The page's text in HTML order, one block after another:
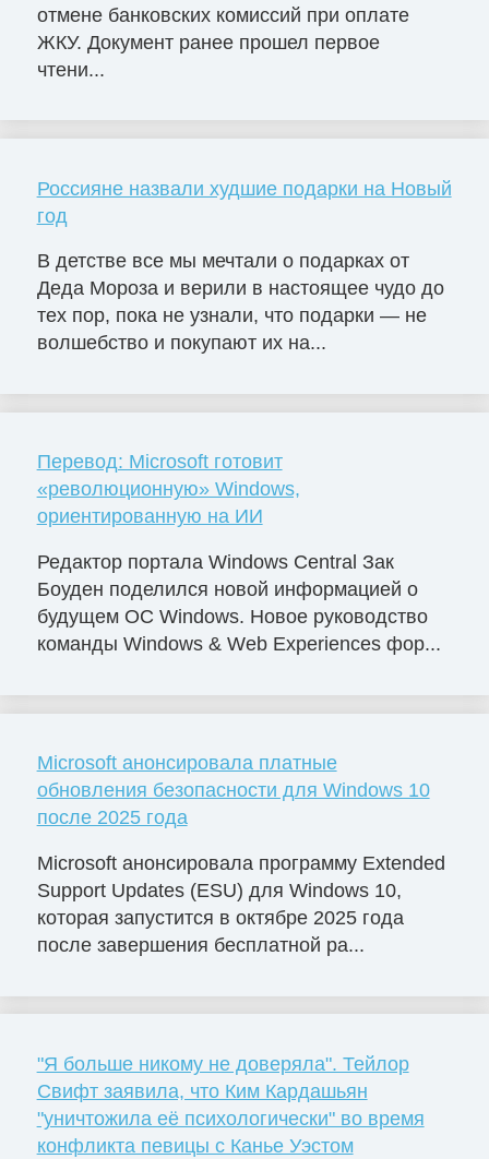
отмене банковских комиссий при оплате
ЖКУ. Документ ранее прошел первое
чтени...
Россияне назвали худшие подарки на Новый
год
В детстве все мы мечтали о подарках от
Деда Мороза и верили в настоящее чудо до
тех пор, пока не узнали, что подарки — не
волшебство и покупают их на...
Перевод: Microsoft готовит
«революционную» Windows,
ориентированную на ИИ
Редактор портала Windows Central Зак
Боуден поделился новой информацией о
будущем ОС Windows. Новое руководство
команды Windows & Web Experiences фор...
Microsoft анонсировала платные
обновления безопасности для Windows 10
после 2025 года
Microsoft анонсировала программу Extended
Support Updates (ESU) для Windows 10,
которая запустится в октябре 2025 года
после завершения бесплатной ра...
"Я больше никому не доверяла". Тейлор
Свифт заявила, что Ким Кардашьян
"уничтожила её психологически" во время
конфликта певицы с Канье Уэстом